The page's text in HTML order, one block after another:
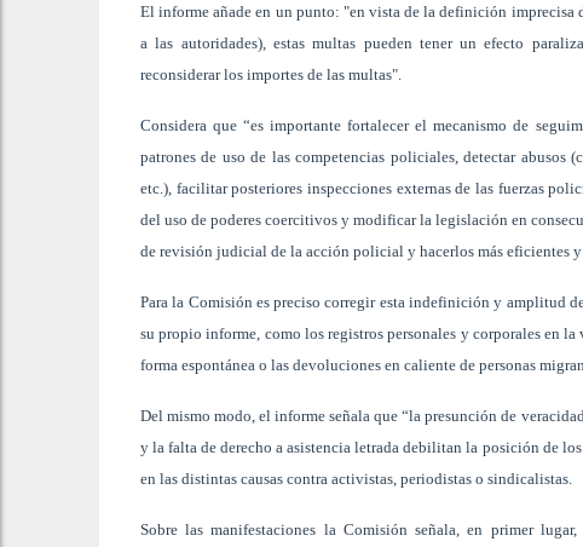
El informe añade en un punto: "en vista de la definición imprecisa
a las autoridades), estas multas pueden tener un efecto
reconsiderar los importes de las multas".
Considera que “es importante fortalecer el mecanismo de
patrones de uso de las competencias policiales, detectar
etc.), facilitar posteriores inspecciones externas de las fuerzas
del uso de poderes coercitivos y modificar la legislación en
de revisión judicial de la acción policial y hacerlos más eficientes y
Para la Comisión es preciso corregir esta indefinición y amplitud
su propio informe, como los registros personales y corporales en
forma espontánea o las devoluciones en caliente de personas
Del mismo modo, el informe señala que “la presunción de
y la falta de derecho a asistencia letrada debilitan la posición de
en las distintas causas contra activistas, periodistas o sindicalistas.
Sobre las manifestaciones la Comisión señala, en primer